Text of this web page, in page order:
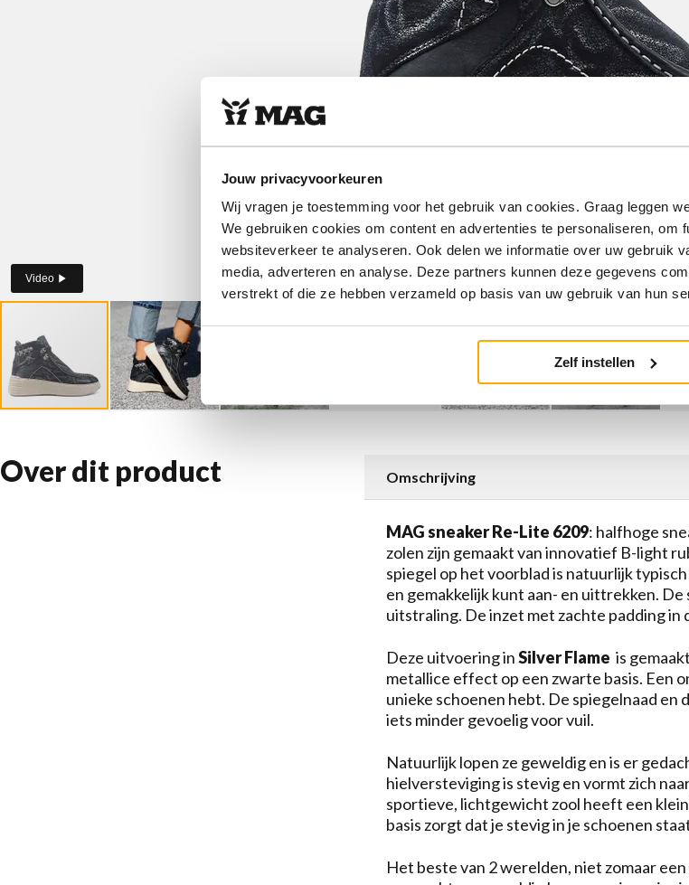
Jouw privacyvoorkeuren
Wij vragen je toestemming voor het gebruik van cookies. Graag leggen
We gebruiken cookies om content en advertenties te personaliseren, om
websiteverkeer te analyseren. Ook delen we informatie over uw gebruik
media, adverteren en analyse. Deze partners kunnen deze gegevens
verstrekt of die ze hebben verzameld op basis van uw gebruik van hun
Zelf instellen
Video
Over dit product Omschrijving
MAG sneaker Re-Lite 6209: halfhoge
zolen zijn gemaakt van innovatief B-light
spiegel op het voorblad is natuurlijk
en gemakkelijk kunt aan- en uittrekken.
uitstraling. De inzet met zachte padding
Deze uitvoering inSilver Flame is
metallice effect op een zwarte basis. Een
unieke schoenen hebt. De spiegelnaad en
iets minder gevoelig voor vuil.
Natuurlijk lopen ze geweldig en is er
hielversteviging is stevig en vormt zich
sportieve, lichtgewicht zool heeft een
basis zorgt dat je stevig in je schoenen
Het beste van 2 werelden, niet zomaar